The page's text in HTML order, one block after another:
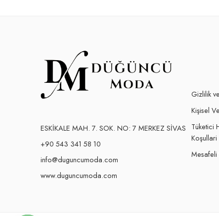
ESKİKALE MAH. 7. SOK. NO: 7 MERKEZ SİVAS
+90 543 341 58 10
info@duguncumoda.com
www.duguncumoda.com
Gizlilik
Kişisel
Tüketici
Koşullari
Mesafeli